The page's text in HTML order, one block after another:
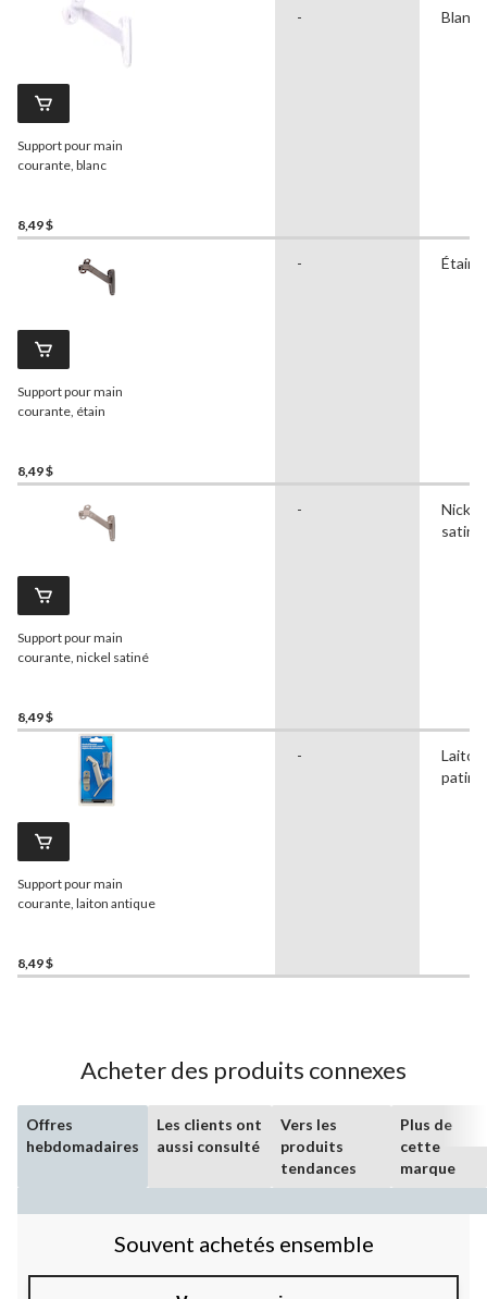
Support pour main
courante, blanc
8,49 $
- Blanc
Support pour main
courante, étain
8,49 $
- Étain
Support pour main
courante, nickel satiné
8,49 $
-
Nickel
satiné
Support pour main
courante, laiton antique
8,49 $
-
Laiton
patiné
Acheter des produits connexes
Offres
hebdomadaires
Les clients ont
aussi consulté
Vers les
produits
tendances
Plus de
cette
marque
Souvent achetés ensemble